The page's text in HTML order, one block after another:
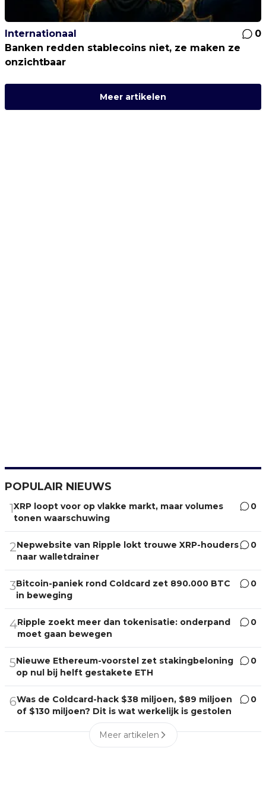
Internationaal
0
Banken redden stablecoins niet, ze maken ze
onzichtbaar
Meer artikelen
POPULAIR NIEUWS
1XRP loopt voor op vlakke markt, maar volumes
tonen waarschuwing
0
2Nepwebsite van Ripple lokt trouwe XRP-houders
naar walletdrainer
0
3Bitcoin-paniek rond Coldcard zet 890.000 BTC
in beweging
0
4Ripple zoekt meer dan tokenisatie: onderpand
moet gaan bewegen
0
5Nieuwe Ethereum-voorstel zet stakingbeloning
op nul bij helft gestakete ETH
0
6Was de Coldcard-hack $38 miljoen, $89 miljoen
of $130 miljoen? Dit is wat werkelijk is gestolen
0
Meer artikelen